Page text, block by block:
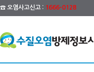
☎ 오염사고신고 : 1666-0128